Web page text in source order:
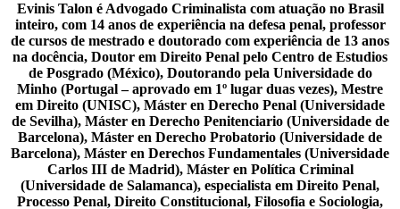
Evinis Talon é Advogado Criminalista com atuação no Brasil
inteiro, com 14 anos de experiência na defesa penal, professor
de cursos de mestrado e doutorado com experiência de 13 anos
na docência, Doutor em Direito Penal pelo Centro de Estudios
de Posgrado (México), Doutorando pela Universidade do
Minho (Portugal – aprovado em 1º lugar duas vezes), Mestre
em Direito (UNISC), Máster en Derecho Penal (Universidade
de Sevilha), Máster en Derecho Penitenciario (Universidade de
Barcelona), Máster en Derecho Probatorio (Universidade de
Barcelona), Máster en Derechos Fundamentales (Universidade
Carlos III de Madrid), Máster en Política Criminal
(Universidade de Salamanca), especialista em Direito Penal,
Processo Penal, Direito Constitucional, Filosofia e Sociologia,